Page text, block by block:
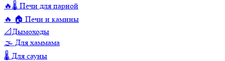
🔥🌡️ Печи для парной
🔥 🏠 Печи и камины
📐Дымоходы
🌫️ Для хаммама
🌡️ Для сауны